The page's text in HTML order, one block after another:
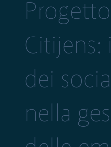
Citijens:
dei
nella